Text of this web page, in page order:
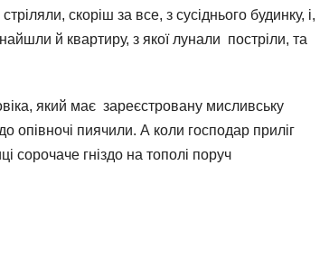
скоріш за все, з сусіднього будинку, і,
й квартиру, з якої лунали постріли, та
який має зареєстровану мисливську
опівночі пиячили. А коли господар приліг
сорочаче гніздо на тополі поруч